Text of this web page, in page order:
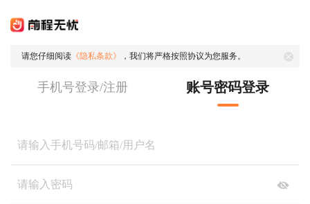
请您仔细阅读 《隐私条款》 ，我们将严格按照协议为您服务。
手机号登录/注册 账号密码登录